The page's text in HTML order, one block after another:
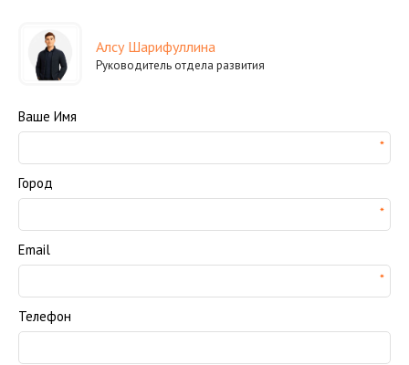
Алсу Шарифуллина
Руководитель отдела развития
Ваше Имя
Город
Email
Телефон